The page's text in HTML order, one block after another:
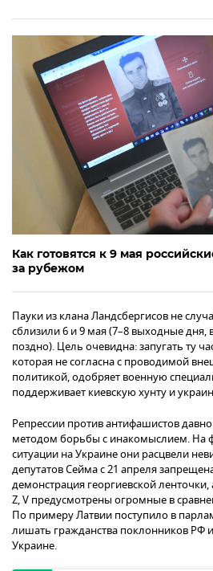
Как готовятся к 9 мая
за рубежом
Пауки из клана Ландсбергисов не
сблизили 6 и 9 мая (7–8 выходные дня,
поздно). Цель очевидна: запугать ту
которая не согласна с проводимой
политикой, одобряет военную
поддерживает киевскую хунту и
Репрессии против антифашистов
методом борьбы с инакомыслием. На
ситуации на Украине они расцвели
депутатов Сейма с 21 апреля
демонстрация георгиевской
Z, V предусмотрены огромные в
По примеру Латвии поступило в
лишать гражданства поклонников РФ
Украине.